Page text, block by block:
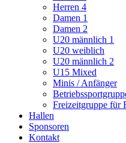
Herren 4
Damen 1
Damen 2
U20 männlich 1
U20 weiblich
U20 männlich 2
U15 Mixed
Minis / Anfänger
Freizeitgruppe für
Hallen
Sponsoren
Kontakt